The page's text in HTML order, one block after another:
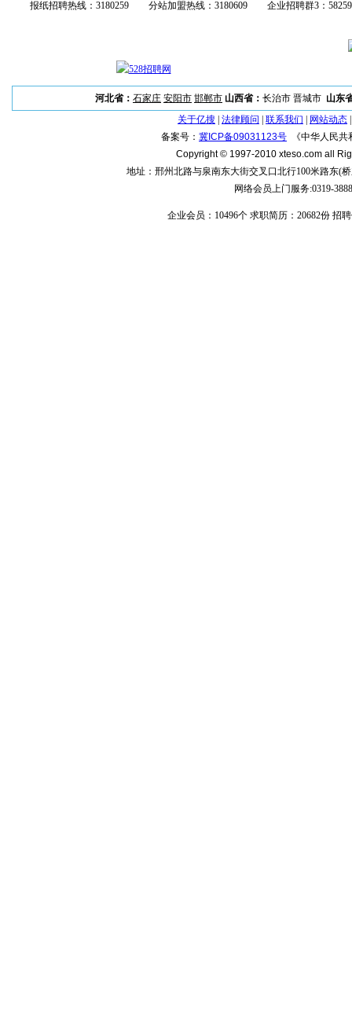
报纸招聘热线：3180259
分站加盟热线：3180609 企业招聘群3：
河北省： 石家庄 安阳市 邯郸市 山西省： 长治市 晋城市 山东
关于亿搜
法律顾问 联系我们 网站动态
备案号： 冀ICP备09031123号 《中华人民共
Copyright © 1997-2010 xteso.com all
地址：邢州北路与泉南东大街交叉口北行100米路东(
网络会员上门服务:0319-
企业会员：10496个 求职简历：20682份 招